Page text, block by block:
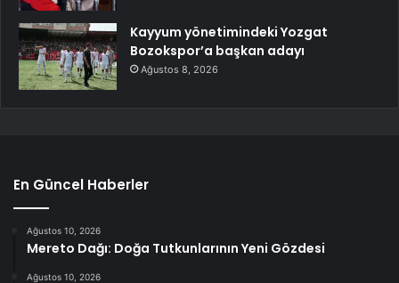
Kayyum yönetimindeki Yozgat
Bozokspor’a başkan adayı
Ağustos 8, 2026
En Güncel Haberler
Ağustos 10, 2026
Mereto Dağı: Doğa Tutkunlarının Yeni Gözdesi
Ağustos 10, 2026